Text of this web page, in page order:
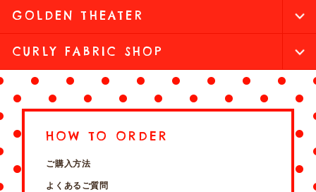
GOLDEN THEATER
CURLY FABRIC SHOP
HOW TO ORDER
ご購入方法
よくあるご質問